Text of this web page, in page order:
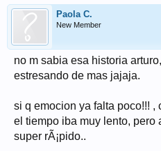
Paola C.
New Member
no m sabia esa historia
estresando de mas jajaja.
si q emocion ya falta poco!!! ,
el tiempo iba muy lento, pero
super rÃ¡pido..